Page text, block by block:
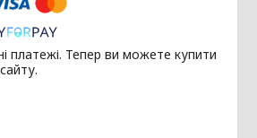
платежі. Тепер ви можете купити